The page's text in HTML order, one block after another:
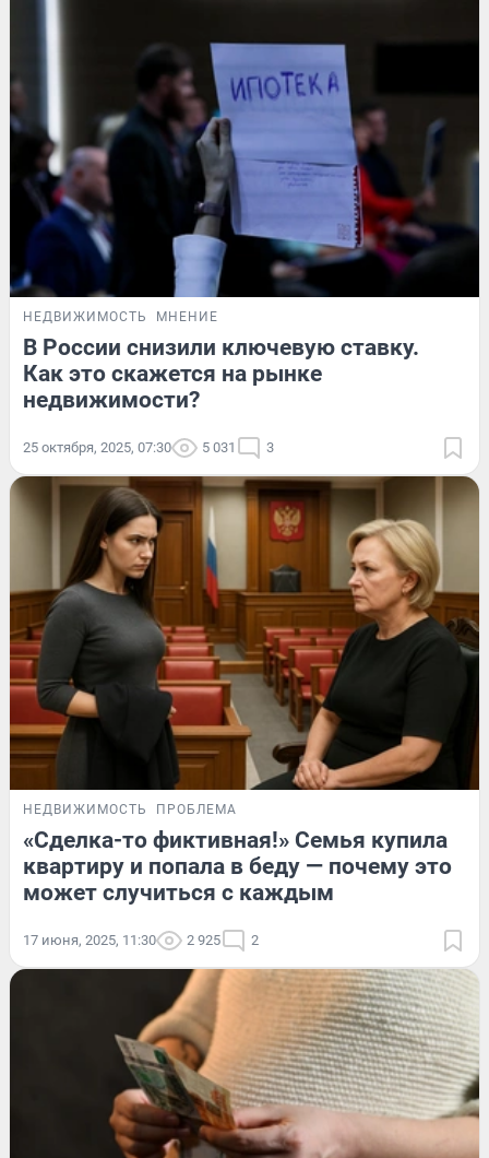
НЕДВИЖИМОСТЬ МНЕНИЕ
В России снизили ключевую ставку.
Как это скажется на рынке
недвижимости?
25 октября, 2025, 07:30 5 031 3
НЕДВИЖИМОСТЬ ПРОБЛЕМА
«Сделка-то фиктивная!» Семья купила
квартиру и попала в беду — почему это
может случиться с каждым
17 июня, 2025, 11:30 2 925 2